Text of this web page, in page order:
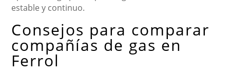
estable y continuo.
Consejos para comparar
compañías de gas en
Ferrol